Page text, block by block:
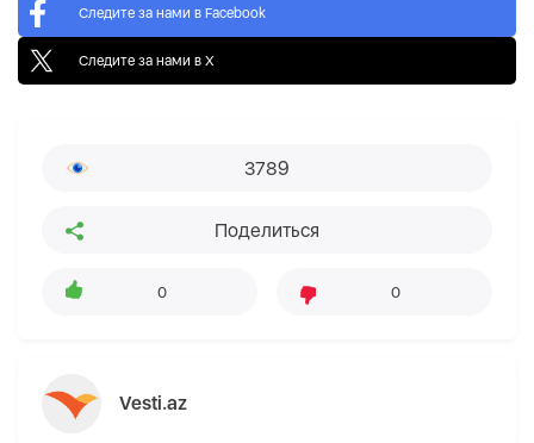
Следите за нами в Facebook
Следите за нами в X
3789
Поделиться
0 0
Vesti.az